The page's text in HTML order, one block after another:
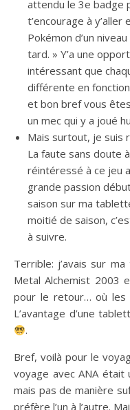
attendu le 3e badge
t’encourage à
Pokémon d’un
tard. » Y’a une
intéressant que
différente en
et bon bref vous
un mec qui y a joué
Mais surtout, je suis
La faute sans doute à
réintéressé à ce jeu
grande passion
saison sur ma
moitié de saison,
à suivre.
Terrible: j’avais sur
Metal Alchemist 2003
pour le retour… où les
L’avantage d’une
.
Bref, voilà pour le
voyage avec ANA était
mais pas de manière
préfère l’un à l’autre.